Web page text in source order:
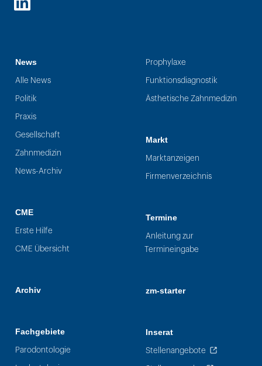
LinkedIn
News
Alle News
Politik
Praxis
Gesellschaft
Zahnmedizin
News-Archiv
CME
Erste Hilfe
CME Übersicht
Archiv
Fachgebiete
Parodontologie
Prophylaxe
Funktionsdiagnostik
Ästhetische Zahnmedizin
Markt
Marktanzeigen
Firmenverzeichnis
Termine
Anleitung zur
Termineingabe
zm-starter
Inserat
Stellenangebote